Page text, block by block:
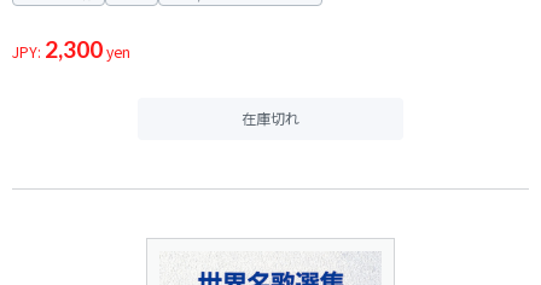
JPY: 2,300yen
在庫切れ